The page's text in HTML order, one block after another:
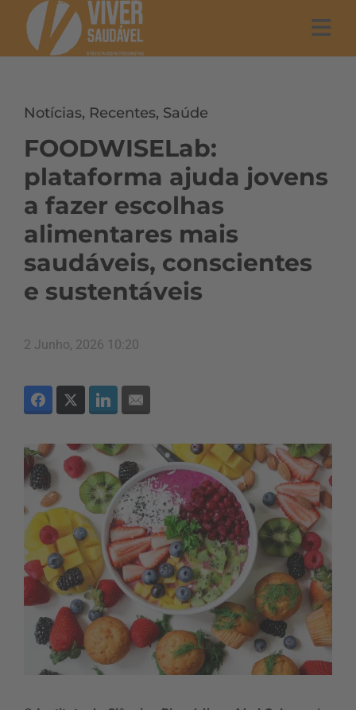
Notícias, Recentes, Saúde
FOODWISELab:
plataforma ajuda jovens
a fazer escolhas
alimentares mais
saudáveis, conscientes
e sustentáveis
2 Junho, 2026 10:20